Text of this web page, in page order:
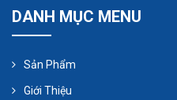
DANH MỤC MENU
Sản Phẩm
Giới Thiệu